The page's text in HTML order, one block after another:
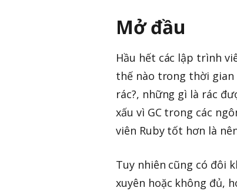
Mở đầu
Hầu hết các lập trình
thế nào trong thời gian
rác?, những gì là rác
xấu vì GC trong các
viên Ruby tốt hơn là
Tuy nhiên cũng có đôi
xuyên hoặc không đủ,